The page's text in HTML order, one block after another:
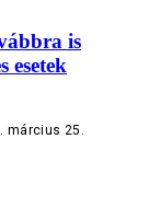
is
esetek
március 25.